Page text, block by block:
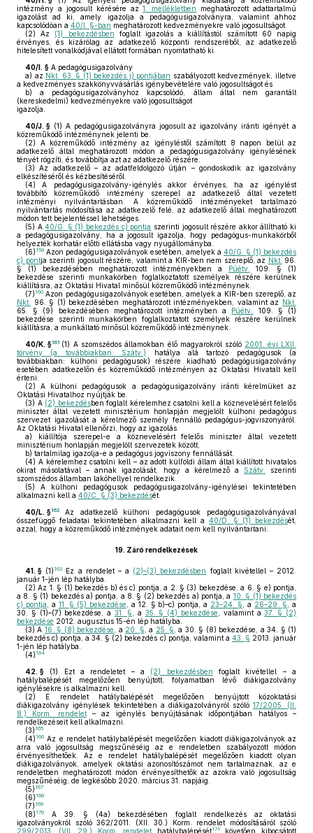
intézmény a jogosult kérésére az1. mellékletben
meghatározott adattartalmú
igazolást ad ki, amely igazolja a pedagógusigazolványra, valamint ahhoz
kapcsolódóan a 40/I. §-ban meghatározott kedvezményekre való jogosultságot.
(2) Az (1) bekezdésben foglalt igazolás a kiállítástól számított 60 napig
érvényes, és kizárólag az adatkezelő központi rendszeréből, az adatkezelő
hitelesített vonalkódjával ellátott formában nyomtatható ki.
40/I. § A pedagógusigazolvány
a) az Nkt. 63. § (1) bekezdés j) pontjában szabályozott kedvezmények, illetve
a kedvezményes szakkönyvvásárlás igénybevételére való jogosultságot és
b) a pedagógusigazolványhoz kapcsolódó, állam által nem garantált
(kereskedelmi) kedvezményekre való jogosultságot
igazolja.
40/J. § (1) A pedagógusigazolványra jogosult az igazolvány iránti igényét a
közreműködő intézménynek jelenti be.
(2) A közreműködő intézmény az igényléstől számított 8 napon belül az
adatkezelő által meghatározott módon a pedagógusigazolvány igénylésének
tényét rögzíti, és továbbítja azt az adatkezelő részére.
(3) Az adatkezelő – az adatfeldolgozó útján – gondoskodik az igazolvány
elkészítéséről és kézbesítéséről.
(4) A pedagógusigazolvány-igénylés akkor érvényes, ha az igénylést
továbbító közreműködő intézmény szerepel az adatkezelő által vezetett
intézményi nyilvántartásban. A közreműködő intézményeket tartalmazó
nyilvántartás módosítása az adatkezelő felé, az adatkezelő által meghatározott
módon tett bejelentéssel lehetséges.
(5) A40/G. § (1) bekezdés c) pontja szerinti jogosult részére akkor állítható ki
a pedagógusigazolvány, ha a jogosult igazolja, hogy pedagógus-munkakörből
helyezték korhatár előtti ellátásba vagy nyugállományba.
(6) 159 Azon pedagógusigazolványok esetében, amelyek a 40/G. § (1) bekezdés
c) pontja szerinti jogosult részére, valamint a KIR-ben nem szereplő, az Nkt. 96.
§ (1) bekezdésében meghatározott intézményekben a
Púétv.
109. § (1)
bekezdése szerinti munkakörben foglalkoztatott személyek részére kerülnek
kiállításra, az Oktatási Hivatal minősül közreműködő intézménynek.
(7) 160 Azon pedagógusigazolványok esetében, amelyek a KIR-ben szereplő, az
Nkt.
96. § (1) bekezdésében meghatározott intézményekben, valamint az Nkt.
65. § (9) bekezdésében meghatározott intézményben a Púétv.
109. § (1)
bekezdése szerinti munkakörben foglalkoztatott személyek részére kerülnek
kiállításra, a munkáltató minősül közreműködő intézménynek.
40/K. §161 (1) A szomszédos államokban élő magyarokról szóló 2001. évi LXII.
törvény (a továbbiakban: Szátv.) hatálya alá tartozó pedagógusok (a
továbbiakban: külhoni pedagógusok) részére kiadható pedagógusigazolvány
esetében adatkezelőn és közreműködő intézményen az Oktatási Hivatalt kell
érteni.
(2) A külhoni pedagógusok a pedagógusigazolvány iránti kérelmüket az
Oktatási Hivatalhoz nyújtják be.
(3) A (2) bekezdésben foglalt kérelemhez csatolni kell a köznevelésért felelős
miniszter által vezetett minisztérium honlapján megjelölt külhoni pedagógus
szervezet igazolását a kérelmező személy fennálló pedagógus-jogviszonyáról.
Az Oktatási Hivatal ellenőrzi, hogy az igazolás
a) kiállítója szerepel-e a köznevelésért felelős miniszter által vezetett
minisztérium honlapján megjelölt szervezetek között,
b) tartalmilag igazolja-e a pedagógus jogviszony fennállását.
(4) A kérelemhez csatolni kell – az adott külföldi állam által kiállított hivatalos
okirat másolatával – annak igazolását, hogy a kérelmező a Szátv.
szerinti
szomszédos államban lakóhellyel rendelkezik.
(5) A külhoni pedagógusok pedagógusigazolvány-igénylései tekintetében
alkalmazni kell a 40/C. § (3) bekezdését.
40/L. §162
Az adatkezelő külhoni pedagógusok pedagógusigazolványával
összefüggő feladatai tekintetében alkalmazni kell a 40/D. § (1) bekezdését,
azzal, hogy a közreműködő intézmények adatait nem kell nyilvántartani.
19. Záró rendelkezések
41. § (1) 163 Ez a rendelet – a (2)–(3) bekezdésben foglalt kivétellel – 2012.
január 1-jén lép hatályba.
(2) Az 1. § (1) bekezdés b) és c) pontja, a 2. § (3) bekezdése, a 6. § e) pontja,
a 8. § (1) bekezdés a) pontja, a 8. § (2) bekezdés a) pontja, a 10. § (1) bekezdés
c) pontja , a 11. § (5) bekezdése , a 12. § b)–c) pontja, a 23–24. § , a 26–29. § , a
30. § (1)–(7) bekezdése, a31. § , a 35. § (4) bekezdése , valamint a37. § (2)
bekezdése 2012. augusztus 15-én lép hatályba.
(3) A 16. § (8) bekezdése , a 20. § , a 25. § , a 30. § (8) bekezdése, a 34. § (1)
bekezdés c) pontja, a 34. § (2) bekezdés c) pontja, valamint a 43. § 2013. január
1-jén lép hatályba.
(4) 164
42. § (1) Ezt a rendeletet – a (2) bekezdésben foglalt kivétellel – a
hatálybalépését megelőzően benyújtott, folyamatban lévő diákigazolvány
igénylésekre is alkalmazni kell.
(2) E rendelet hatálybalépését megelőzően benyújtott közoktatási
diákigazolvány igénylések tekintetében a diákigazolványról szóló 17/2005. (II.
8.) Korm. rendelet– az igénylés benyújtásának időpontjában hatályos –
rendelkezéseit kell alkalmazni.
(3) 165
(4) 166 Az e rendelet hatálybalépését megelőzően kiadott diákigazolványok az
arra való jogosultság megszűnéséig az e rendeletben szabályozott módon
érvényesíthetőek. Az e rendelet hatálybalépését megelőzően kiadott olyan
diákigazolványok, amelyek oktatási azonosítószámot nem tartalmaznak, az e
rendeletben meghatározott módon érvényesíthetők az azokra való jogosultság
megszűnéséig, de legkésőbb 2020. március 31. napjáig.
(5) 167
(6) 168
(7) 169
(8) 170
A 39. § (4a) bekezdésében foglalt rendelkezés az oktatási
igazolványokról szóló 362/2011. (XII. 30.) Korm. rendelet módosításáról szóló
299/2013. (VII. 29.) Korm. rendelethatálybalépését171
követően kibocsátott